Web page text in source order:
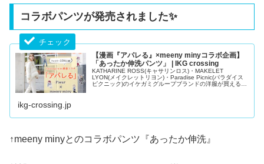
コラボパンツが発売されました✨
【漫画『アパレる』×meeny minyコラボ企画】
「あったか伸洗パンツ」 | IKG crossing
KATHARINE ROSS(キャサリンロス)・MAKELET
LYON(メイクレットリヨン)・Paradise Picnic(パラダイス
ピクニック)のイケガミグループブランドの洋服が買える公
ikg-crossing.jp
↑meeny minyとのコラボパンツ『あったか伸洗』